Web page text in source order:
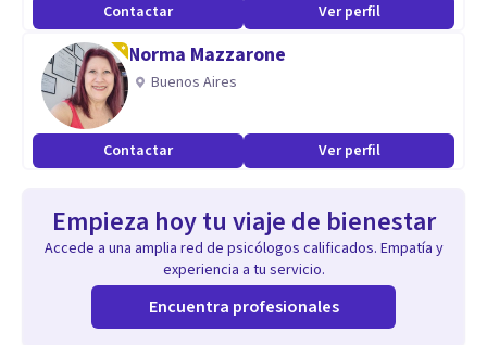
Contactar Ver perfil
Norma Mazzarone
Buenos Aires
Contactar Ver perfil
Empieza hoy tu viaje de bienestar
Accede a una amplia red de psicólogos calificados. Empatía y
experiencia a tu servicio.
Encuentra profesionales